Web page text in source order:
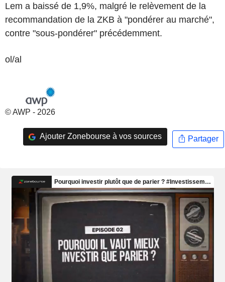
Lem a baissé de 1,9%, malgré le relèvement de la
recommandation de la ZKB à "pondérer au marché",
contre "sous-pondérer" précédemment.
ol/al
© AWP - 2026
Ajouter Zonebourse à vos sources Partager